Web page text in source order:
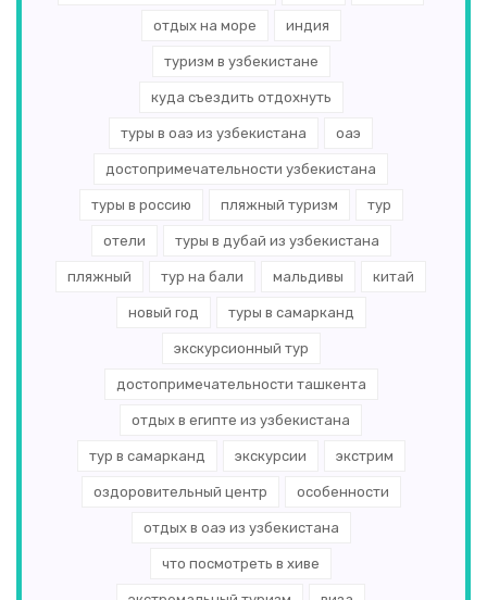
отдых на море индия
туризм в узбекистане
куда съездить отдохнуть
туры в оаэ из узбекистана оаэ
достопримечательности узбекистана
туры в россию пляжный туризм тур
отели туры в дубай из узбекистана
пляжный тур на бали мальдивы китай
новый год туры в самарканд
экскурсионный тур
достопримечательности ташкента
отдых в египте из узбекистана
тур в самарканд экскурсии экстрим
оздоровительный центр особенности
отдых в оаэ из узбекистана
что посмотреть в хиве